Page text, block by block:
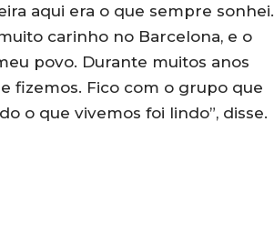
aqui era o que sempre sonhei.
carinho no Barcelona, e o
povo. Durante muitos anos
fizemos. Fico com o grupo que
o que vivemos foi lindo”, disse.